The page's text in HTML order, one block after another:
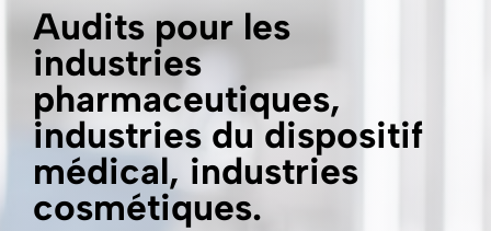
Audités
Auditeurs
Français
Audits pour les
industries
pharmaceutiques,
industries du dispositif
médical, industries
cosmétiques.